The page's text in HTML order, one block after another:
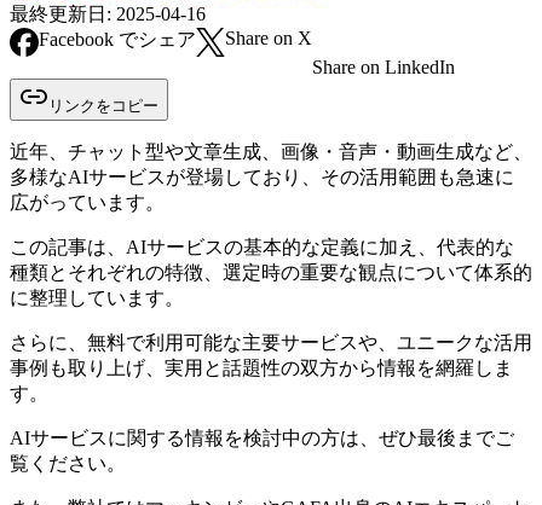
最終更新日: 2025-04-16
Facebook でシェア
Share on X
Share on LinkedIn
リンクをコピー
近年、チャット型や文章生成、画像・音声・動画生成など、
多様なAIサービスが登場しており、その活用範囲も急速に
広がっています。
この記事は、AIサービスの基本的な定義に加え、代表的な
種類とそれぞれの特徴、選定時の重要な観点について体系的
に整理しています。
さらに、無料で利用可能な主要サービスや、ユニークな活用
事例も取り上げ、実用と話題性の双方から情報を網羅しま
す。
AIサービスに関する情報を検討中の方は、ぜひ最後までご
覧ください。